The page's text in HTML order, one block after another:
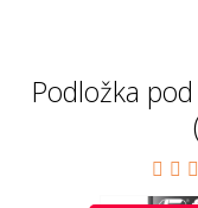
Podložka